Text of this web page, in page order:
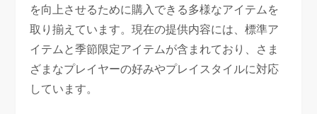
を向上させるために購入できる多様なアイテムを
取り揃えています。現在の提供内容には、標準ア
イテムと季節限定アイテムが含まれており、さま
ざまなプレイヤーの好みやプレイスタイルに対応
しています。